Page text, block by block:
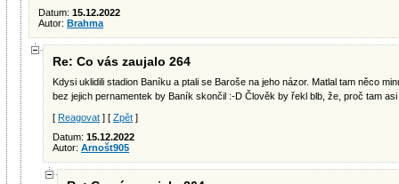
Datum: 15.12.2022
Autor: Brahma
Re: Co vás zaujalo 264
Kdysi uklidili stadion Baníku a ptali se Baroše na jeho názor. Matlal tam něco
bez jejich pernamentek by Baník skončil :-D Člověk by řekl blb, že, proč tam
[ Reagovat ] [ Zpět ]
Datum: 15.12.2022
Autor: Arnošt905